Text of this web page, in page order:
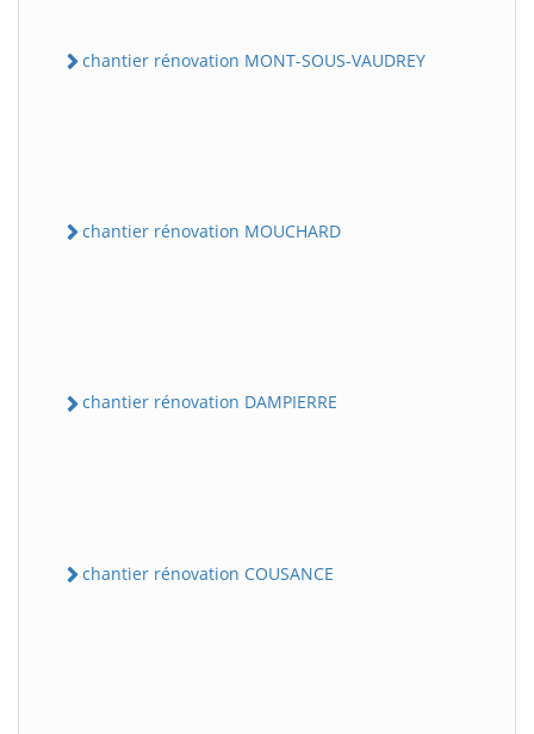
chantier rénovation MONT-SOUS-VAUDREY
chantier rénovation MOUCHARD
chantier rénovation DAMPIERRE
chantier rénovation COUSANCE